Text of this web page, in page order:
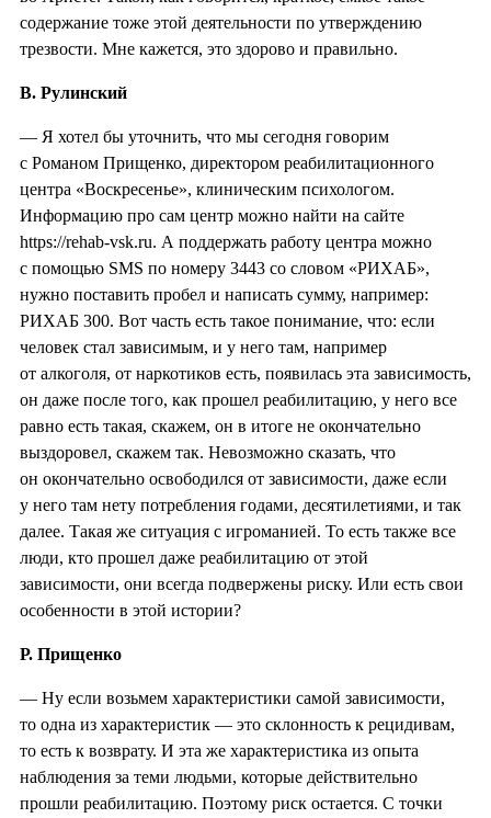
содержание тоже этой деятельности по утверждению
трезвости. Мне кажется, это здорово и правильно.
В. Рулинский
— Я хотел бы уточнить, что мы сегодня говорим
с Романом Прищенко, директором реабилитационного
центра «Воскресенье», клиническим психологом.
Информацию про сам центр можно найти на сайте
https://rehab-vsk.ru. А поддержать работу центра можно
с помощью SMS по номеру 3443 со словом «РИХАБ»,
нужно поставить пробел и написать сумму, например:
РИХАБ 300. Вот часть есть такое понимание, что: если
человек стал зависимым, и у него там, например
от алкоголя, от наркотиков есть, появилась эта зависимость,
он даже после того, как прошел реабилитацию, у него все
равно есть такая, скажем, он в итоге не окончательно
выздоровел, скажем так. Невозможно сказать, что
он окончательно освободился от зависимости, даже если
у него там нету потребления годами, десятилетиями, и так
далее. Такая же ситуация с игроманией. То есть также все
люди, кто прошел даже реабилитацию от этой
зависимости, они всегда подвержены риску. Или есть свои
особенности в этой истории?
Р. Прищенко
— Ну если возьмем характеристики самой зависимости,
то одна из характеристик — это склонность к рецидивам,
то есть к возврату. И эта же характеристика из опыта
наблюдения за теми людьми, которые действительно
прошли реабилитацию. Поэтому риск остается. С точки